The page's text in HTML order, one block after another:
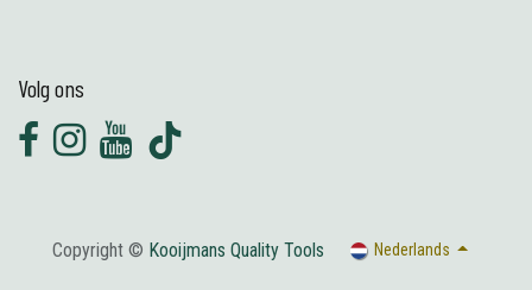
Volg ons
Copyright © Kooijmans Quality Tools Nederlands